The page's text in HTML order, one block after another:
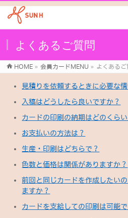
よくあるご質問
HOME » 会員カードMENU » よくあるご
見積りを依頼するときに必要な情
入稿はどうしたら良いですか？
カードの印刷の納期はどのくらい
お支払いの方法は？
生産・印刷はどちらで？
色数と価格は関係がありますか？
前回と同じカードを作成したい
ますか？
カードを支給しての印刷は可能で